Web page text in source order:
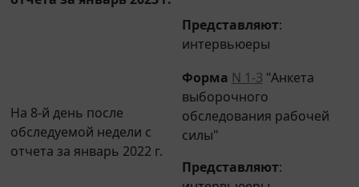
Представляют
интервьюеры
На 8-й день после
обследуемой недели с
отчета за январь 2022 г.
Форма N 1-З "Анкета
выборочного
обследования рабочей
силы"
Представляют
интервьюеры